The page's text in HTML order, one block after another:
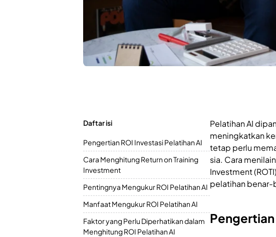
Daftar isi
Pengertian ROI Investasi Pelatihan AI
Cara Menghitung Return on Training
Investment
Pentingnya Mengukur ROI Pelatihan AI
Manfaat Mengukur ROI Pelatihan AI
Faktor yang Perlu Diperhatikan dalam
Menghitung ROI Pelatihan AI
Pelatihan AI
meningkatkan
tetap perlu
sia. Cara
Investment
pelatihan benar-
Pengertian